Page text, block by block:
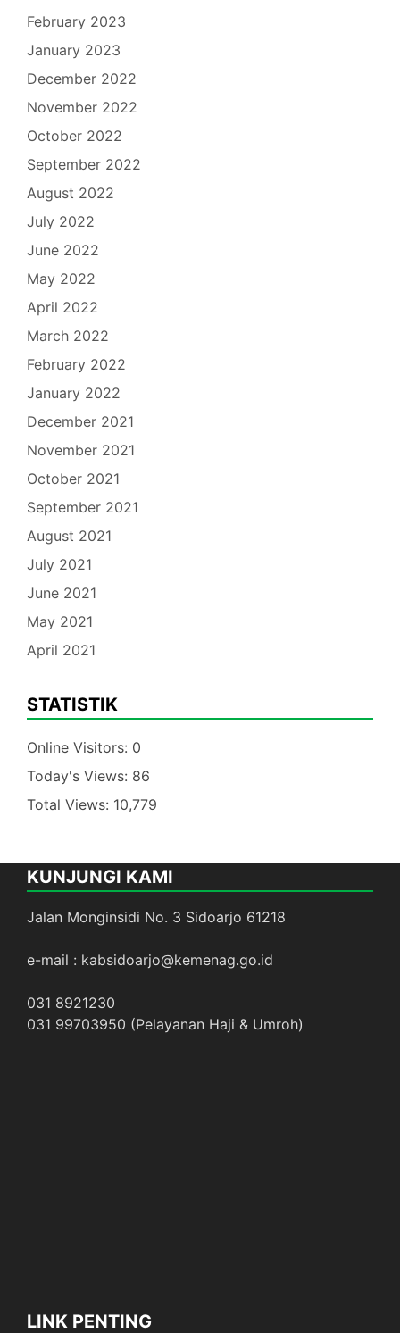
February 2023
January 2023
December 2022
November 2022
October 2022
September 2022
August 2022
July 2022
June 2022
May 2022
April 2022
March 2022
February 2022
January 2022
December 2021
November 2021
October 2021
September 2021
August 2021
July 2021
June 2021
May 2021
April 2021
STATISTIK
Online Visitors: 0
Today's Views: 86
Total Views: 10,779
KUNJUNGI KAMI
Jalan Monginsidi No. 3 Sidoarjo 61218
e-mail : kabsidoarjo@kemenag.go.id
031 8921230
031 99703950 (Pelayanan Haji & Umroh)
LINK PENTING